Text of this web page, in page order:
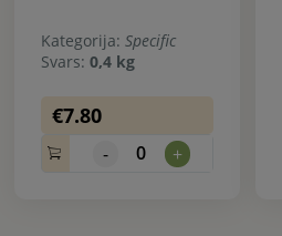
Kategorija: Specific
Svars: 0,4 kg
€7.80
- 0 +